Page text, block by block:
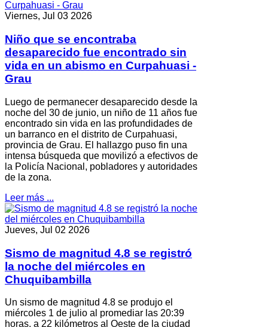
Viernes, Jul 03 2026
Niño que se encontraba
desaparecido fue encontrado sin
vida en un abismo en Curpahuasi -
Grau
Luego de permanecer desaparecido desde la
noche del 30 de junio, un niño de 11 años fue
encontrado sin vida en las profundidades de
un barranco en el distrito de Curpahuasi,
provincia de Grau. El hallazgo puso fin una
intensa búsqueda que movilizó a efectivos de
la Policía Nacional, pobladores y autoridades
de la zona.
Leer más ...
Jueves, Jul 02 2026
Sismo de magnitud 4.8 se registró
la noche del miércoles en
Chuquibambilla
Un sismo de magnitud 4.8 se produjo el
miércoles 1 de julio al promediar las 20:39
horas, a 22 kilómetros al Oeste de la ciudad